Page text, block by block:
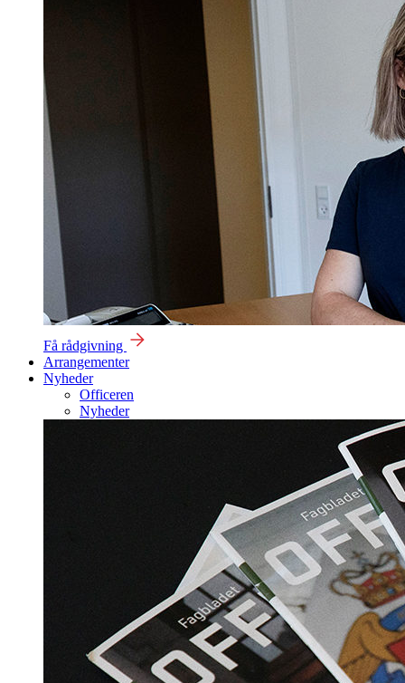
Få rådgivning
Arrangementer
Nyheder
Officeren
Nyheder